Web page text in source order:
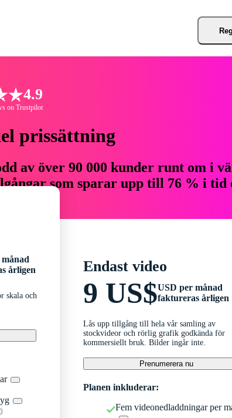
4.9
on Trustpilot
prissättning
av över 90 000 kunder runt om i
som sparar upp till 76 % i tid
årligen
skala och
Endast video
9 US$USD per månad
faktureras årligen
Lås upp tillgång till hela vår samling av
stockvideor och rörlig grafik godkända för
kommersiellt bruk. Bilder ingår inte.
Prenumerera nu
Planen inkluderar:
Fem videonedladdningar per